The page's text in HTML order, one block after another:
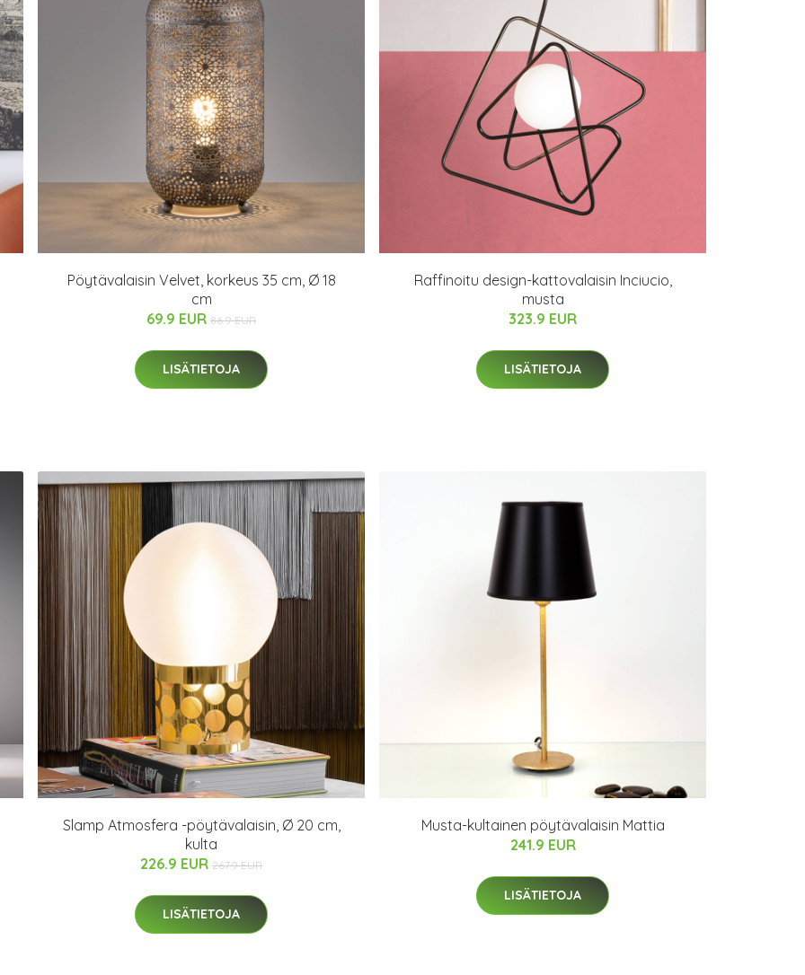
Pöytävalaisin Velvet, korkeus 35 cm, Ø 18
cm
69.9 EUR 86.9 EUR
LISÄTIETOJA
Raffinoitu design-kattovalaisin Inciucio,
musta
323.9 EUR
LISÄTIETOJA
Slamp Atmosfera -pöytävalaisin, Ø 20 cm,
kulta
226.9 EUR 267.9 EUR
LISÄTIETOJA
Musta-kultainen pöytävalaisin Mattia
241.9 EUR
LISÄTIETOJA